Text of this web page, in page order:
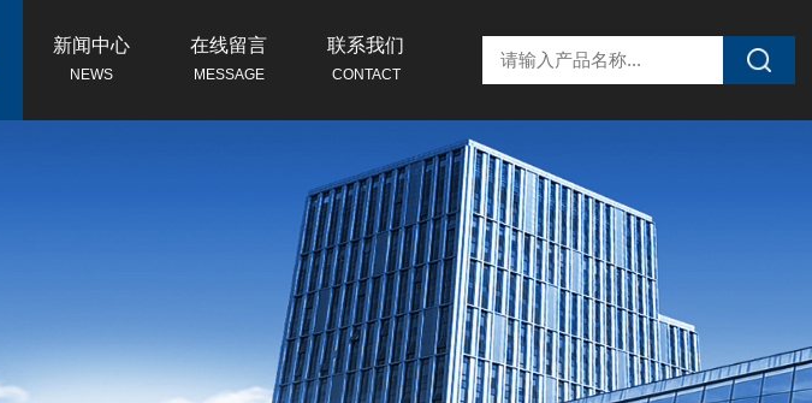
新闻中心
NEWS
在线留言
MESSAGE
联系我们
CONTACT